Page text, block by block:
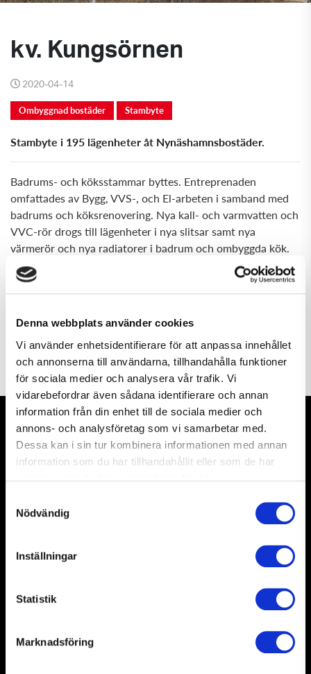
Denna webbplats använder cookies
Vi använder enhetsidentifierare för att anpassa innehållet
och annonserna till användarna, tillhandahålla funktioner
för sociala medier och analysera vår trafik. Vi
vidarebefordrar även sådana identifierare och annan
information från din enhet till de sociala medier och
annons- och analysföretag som vi samarbetar med.
Dessa kan i sin tur kombinera informationen med annan
information som du har tillhandahållit eller som de har
Nödvändig
Inställningar
Statistik
Marknadsföring
kv. Kungsörnen
2020-04-14
Ombyggnad bostäder Stambyte
Stambyte i 195 lägenheter åt Nynäshamnsbostäder.
Badrums- och köksstammar byttes. Entreprenaden
omfattades av Bygg, VVS-, och El-arbeten i samband med
badrums och köksrenovering. Nya kall- och varmvatten och
VVC-rör drogs till lägenheter i nya slitsar samt nya
värmerör och nya radiatorer i badrum och ombyggda kök.
Entreprenad omfattade 195 st lägenheter.
Kund: Nynäshamnsbostäder
Projekttid: Juni 2015 - mars 2017
Entreprenadform: Totalentreprenad
Yta/storlek: 195 lägenheter
M3 Bygg är ett ROT-bolag som utför ombyggnationer,
renoveringar och restaureringar i kommersiella lokaler &
Med kompetens, erfarenhet och engagemang ger vi en